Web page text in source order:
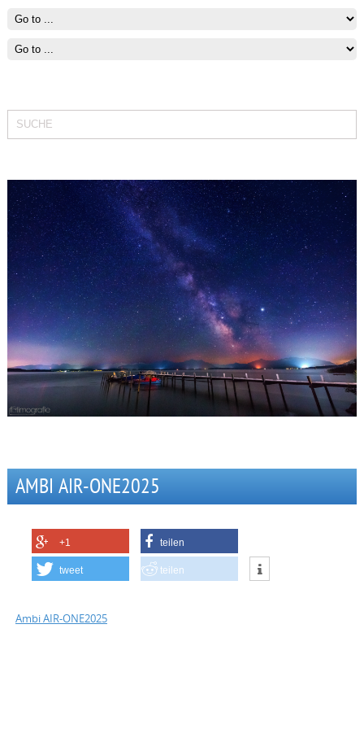
AMBI AIR-ONE2025
+1 teilen
tweet teilen
Ambi AIR-ONE2025